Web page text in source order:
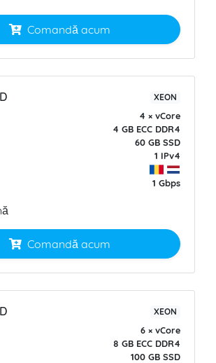
Comandă acum
XEON
4 × vCore
4 GB ECC DDR4
60 GB SSD
1 IPv4
1 Gbps
Comandă acum
XEON
6 × vCore
8 GB ECC DDR4
100 GB SSD